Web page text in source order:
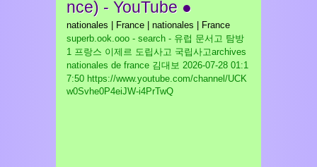
nce) - YouTube ●
nationales | France | nationales | France
superb.ook.ooo - search - 유럽 문서고 탐방
1 프랑스 이제르 도립사고 국립사고archives
nationales de france 김대보 2026-07-28 01:1
7:50 https://www.youtube.com/channel/UCK
w0Svhe0P4eiJW-i4PrTwQ